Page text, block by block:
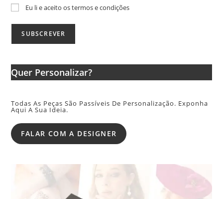
Eu li e aceito os termos e condições
Quer Personalizar?
Todas As Peças São Passíveis De Personalização. Exponha
Aqui A Sua Ideia.
FALAR COM A DESIGNER